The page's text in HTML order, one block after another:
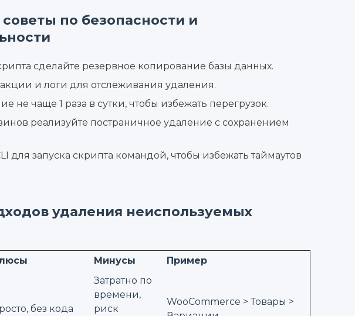
по безопасности и
сделайте резервное копирование базы данных.
и логи для отслеживания удаления.
не чаще 1 раза в сутки, чтобы избежать перегрузок.
реализуйте постраничное удаление с сохранением
для запуска скрипта командой, чтобы избежать таймаутов
удаления неиспользуемых
Минусы Пример
без кода
Затратно по
времени,
риск
WooCommerce > Товары >